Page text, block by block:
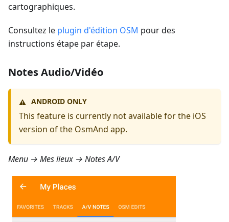
cartographiques.
Consultez le plugin d'édition OSM pour des
instructions étape par étape.
Notes Audio/Vidéo
⚠️ ANDROID ONLY
This feature is currently not available for the iOS
version of the OsmAnd app.
Menu → Mes lieux → Notes A/V